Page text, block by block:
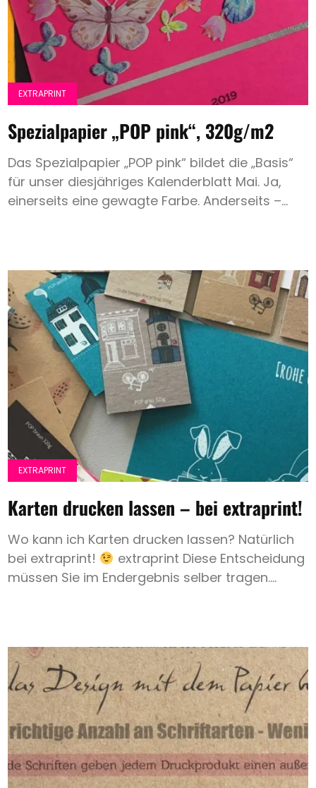
Hochzeit
Save
the
Date
Weißdruck
Heissfolie
Expertentipp
EXTRAPRINT
Spezialpapier „POP pink“, 320g/m2
Das Spezialpapier „POP pink“ bildet die „Basis“
für unser diesjähriges Kalenderblatt Mai. Ja,
einerseits eine gewagte Farbe. Anderseits –...
EXTRAPRINT
Karten drucken lassen – bei extraprint!
Wo kann ich Karten drucken lassen? Natürlich
bei extraprint!
extraprint Diese Entscheidung
müssen Sie im Endergebnis selber tragen....